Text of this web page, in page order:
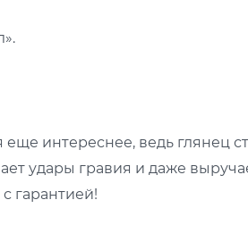
интереснее, ведь глянец
удары гравия и даже
гарантией!